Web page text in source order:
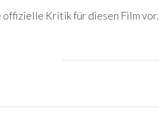
offizielle Kritik für diesen Film vor.